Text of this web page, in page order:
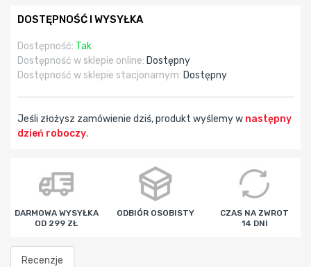
DOSTĘPNOŚĆ I WYSYŁKA
Dostępność: Tak
Dostępność w sklepie online: Dostępny
Dostępność w sklepie stacjonarnym: Dostępny
Jeśli złożysz zamówienie dziś, produkt wyślemy w następny
dzień roboczy.
godz min
DARMOWA WYSYŁKA
OD 299 ZŁ
ODBIÓR OSOBISTY
CZAS NA ZWROT
14 DNI
Recenzje